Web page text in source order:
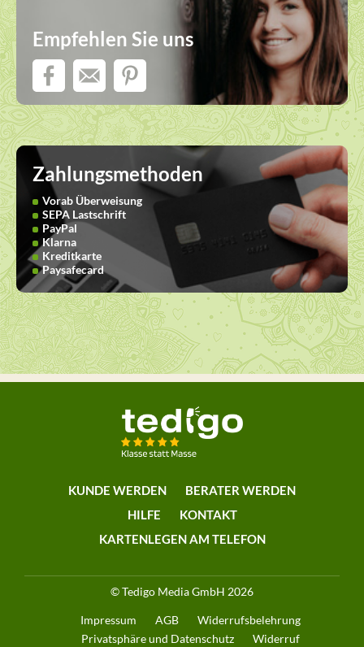
Empfehlen Sie uns
Zahlungsmethoden
Vorab Überweisung
SEPA Lastschrift
PayPal
Klarna
Kreditkarte
Paysafecard
KUNDE WERDEN
BERATER WERDEN
HILFE
KONTAKT
KARTENLEGEN AM TELEFON
© Tedigo Media GmbH 2026
Impressum AGB
Widerrufsbelehrung
Privatsphäre und Datenschutz
Widerruf